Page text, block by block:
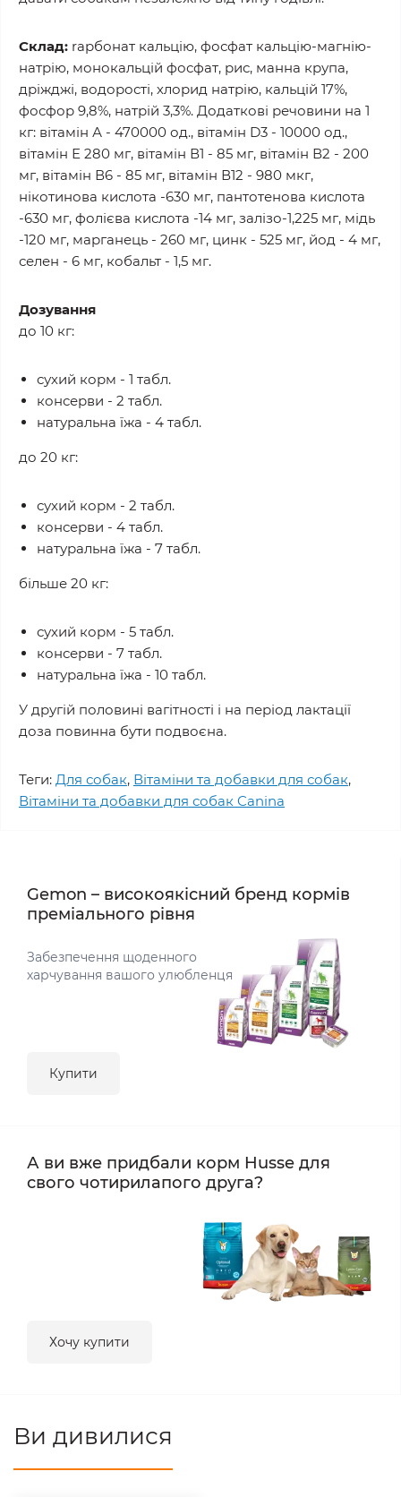
Склад: rарбонат кальцію, фосфат кальцію-магнію-
натрію, монокальцій фосфат, рис, манна крупа,
дріжджі, водорості, хлорид натрію, кальцій 17%,
фосфор 9,8%, натрій 3,3%. Додаткові речовини на 1
кг: вітамін А - 470000 од., вітамін D3 - 10000 од.,
вітамін Е 280 мг, вітамін В1 - 85 мг, вітамін В2 - 200
мг, вітамін В6 - 85 мг, вітамін В12 - 980 мкг,
нікотинова кислота -630 мг, пантотенова кислота
-630 мг, фолієва кислота -14 мг, залізо-1,225 мг, мідь
-120 мг, марганець - 260 мг, цинк - 525 мг, йод - 4 мг,
селен - 6 мг, кобальт - 1,5 мг.
Дозування
до 10 кг:
сухий корм - 1 табл.
консерви - 2 табл.
натуральна їжа - 4 табл.
до 20 кг:
сухий корм - 2 табл.
консерви - 4 табл.
натуральна їжа - 7 табл.
більше 20 кг:
сухий корм - 5 табл.
консерви - 7 табл.
натуральна їжа - 10 табл.
У другій половині вагітності і на період лактації
доза повинна бути подвоєна.
Теги: Для собак, Вітаміни та добавки для собак,
Вітаміни та добавки для собак Canina
Gemon – високоякісний бренд кормів
преміального рівня
Забезпечення щоденного
харчування вашого улюбленця
Купити
А ви вже придбали корм Husse для
свого чотирилапого друга?
Хочу купити
Ви дивилися